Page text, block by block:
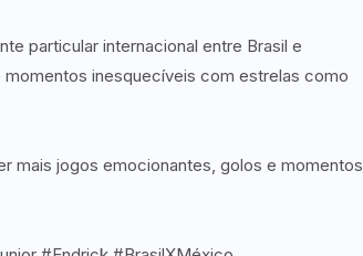
particular internacional entre Brasil e
inesquecíveis com estrelas como
mais jogos emocionantes, golos e momentos